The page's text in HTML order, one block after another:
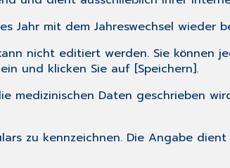
Jahr mit dem Jahreswechsel wieder
nicht editiert werden. Sie können
ein und klicken Sie auf [Speichern].
medizinischen Daten geschrieben
zu kennzeichnen. Die Angabe